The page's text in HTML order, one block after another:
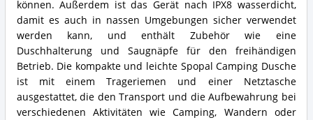
können. Außerdem ist das Gerät nach IPX8 wasserdicht,
damit es auch in nassen Umgebungen sicher verwendet
werden kann, und enthält Zubehör wie eine
Duschhalterung und Saugnäpfe für den freihändigen
Betrieb. Die kompakte und leichte Spopal Camping Dusche
ist mit einem Trageriemen und einer Netztasche
ausgestattet, die den Transport und die Aufbewahrung bei
verschiedenen Aktivitäten wie Camping, Wandern oder